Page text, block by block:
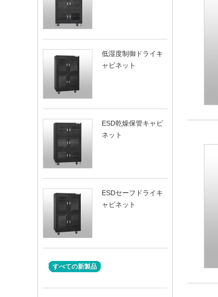
低湿度制御ドライキ
ャビネット
ESD乾燥保管キャビ
ネット
ESDセーフドライキ
ャビネット
すべての新製品